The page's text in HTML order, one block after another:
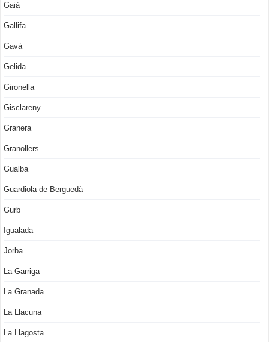
Gaià
Gallifa
Gavà
Gelida
Gironella
Gisclareny
Granera
Granollers
Gualba
Guardiola de Berguedà
Gurb
Igualada
Jorba
La Garriga
La Granada
La Llacuna
La Llagosta